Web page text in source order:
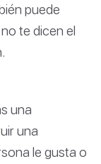
puede
te dicen el
una
una
le gusta o